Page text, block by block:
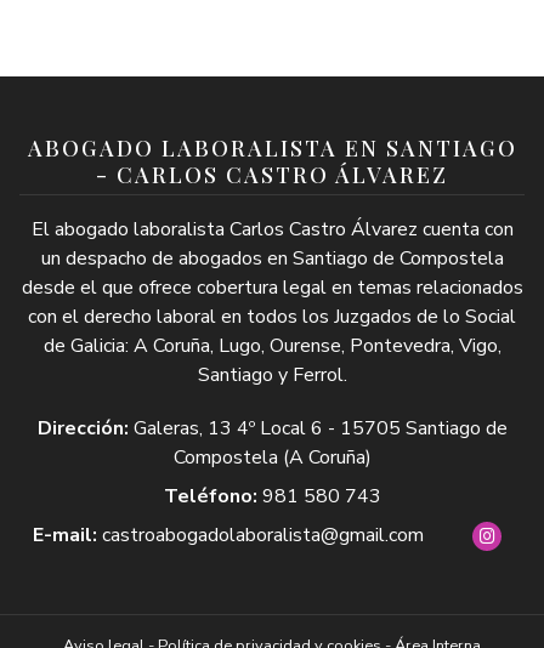
ABOGADO LABORALISTA EN SANTIAGO
- CARLOS CASTRO ÁLVAREZ
El abogado laboralista Carlos Castro Álvarez cuenta con
un despacho de abogados en Santiago de Compostela
desde el que ofrece cobertura legal en temas relacionados
con el derecho laboral en todos los Juzgados de lo Social
de Galicia: A Coruña, Lugo, Ourense, Pontevedra, Vigo,
Santiago y Ferrol.
Dirección: Galeras, 13 4º Local 6 - 15705 Santiago de
Compostela (A Coruña)
Teléfono: 981 580 743
E-mail: castroabogadolaboralista@gmail.com